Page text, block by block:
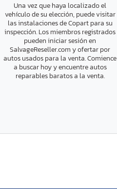
Una vez que haya localizado el
vehículo de su elección, puede visitar
las instalaciones de Copart para su
inspección. Los miembros registrados
pueden iniciar sesión en
SalvageReseller.com y ofertar por
autos usados para la venta. Comience
a buscar hoy y encuentre autos
reparables baratos a la venta.